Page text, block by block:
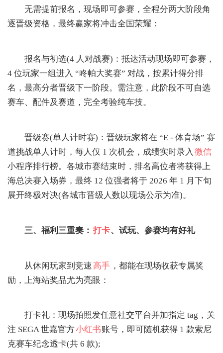
无需提前报名，现场即可参赛，全程分两大阶段角
逐晋级资格，最终赢家将冲击全国荣耀：
报名与初选(4 人对战赛)：抵达活动现场即可参赛，
4 位玩家一组进入 “咚帕大奖赛” 对战，按累计得分排
名，最高分者晋级下一阶段。需注意，此阶段不可自选
赛车、配件及赛道，完全考验纯车技。
晋级赛(单人计时赛)：晋级玩家将在 “E - 体育场” 赛
道挑战单人计时，每人仅 1 次机会，成绩实时录入 微信
小程序排行榜。各城市赛结束时，排名高位者将获得上
海总决赛入场券，最终 12 位强者将于 2026 年 1 月下旬
展开终极对决(各城市晋级人数以现场公示为准)。
三、福利三重奏： 打卡、试玩、参赛均有好礼
从休闲玩家到竞速高手 ，都能在现场收获专属奖
励，上海站奖品尤为亮眼：
打卡礼：现场拍照发任意社交平台并加指定 tag，关
注 SEGA 世嘉官方小红书账号，即可随机获得 1 款索尼
克赛车纪念透卡(共 6 款);